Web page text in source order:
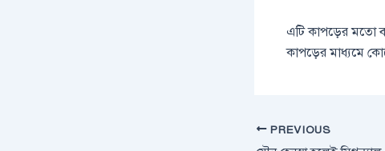
এটি কাপড়ের মতো
কাপড়ের মাধ্যমে
PREVIOUS